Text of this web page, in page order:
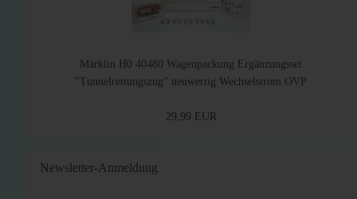
Märklin H0 40480 Wagenpackung Ergänzungsset
"Tunnelrettungszug" neuwertig Wechselstrom OVP
29,99 EUR
Newsletter-Anmeldung